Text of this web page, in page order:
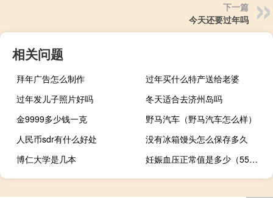
下一篇
今天还要过年吗
相关问题
拜年广告怎么制作
过年买什么特产送给老婆
过年发儿子照片好吗
冬天适合去济州岛吗
金9999多少钱一克
野马汽车（野马汽车怎么样）
人民币sdr有什么好处
没有冰箱馒头怎么保存多久
博仁大学是几本
妊娠血压正常值是多少（55岁血压正常值是多少）